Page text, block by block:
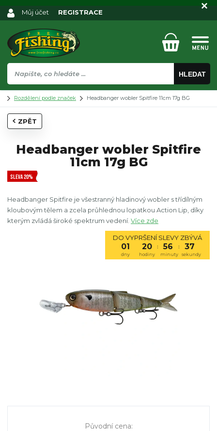
HLEDAT
Můj účet REGISTRACE
Rozdělení podle značek Headbanger wobler Spitfire 11cm 17g BG
ZPĚT
Headbanger wobler Spitfire
11cm 17g BG
SLEVA 20%
Headbanger Spitfire je všestranný hladinový wobler s třídílným
kloubovým tělem a zcela průhlednou lopatkou Action Lip, díky
kterým zvládá široké spektrum vedení. Více zde
DO VYPRŠENÍ SLEVY ZBÝVÁ
01 20 : 56 : 36
dny hodiny minuty sekundy
Původní cena: